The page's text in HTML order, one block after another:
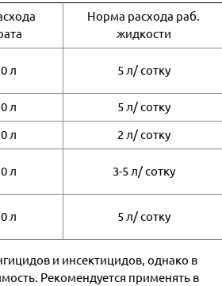
Норма расхода раб.
жидкости
л 5 л/ сотку
л 5 л/ сотку
л 2 л/ сотку
л 3-5 л/ сотку
л 5 л/ сотку
и инсектицидов, однако в
Рекомендуется применять в